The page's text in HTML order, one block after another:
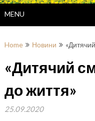
MENU
Home Новини
«Дитячий
до життя»
25.09.2020